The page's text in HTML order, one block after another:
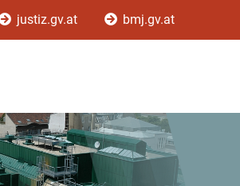
justiz.gv.at bmj.gv.at